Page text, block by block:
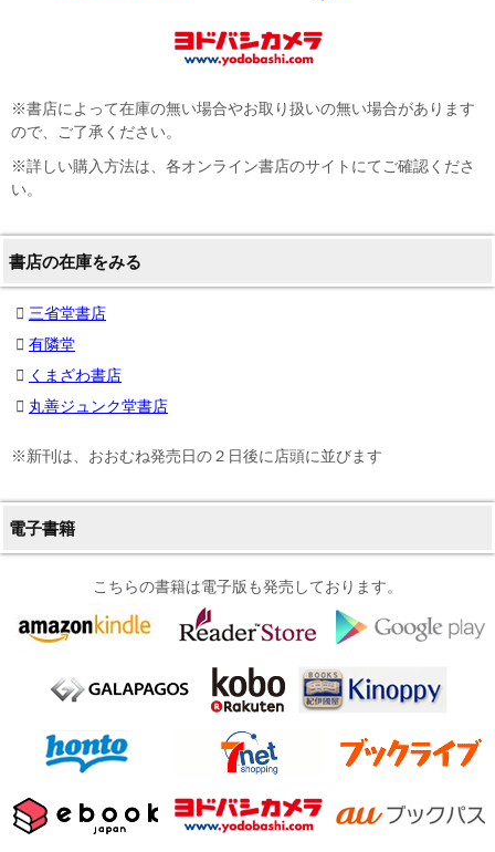
※書店によって在庫の無い場合やお取り扱いの無い場合があります
ので、ご了承ください。
※詳しい購入方法は、各オンライン書店のサイトにてご確認くださ
い。
書店の在庫をみる
三省堂書店
有隣堂
くまざわ書店
丸善ジュンク堂書店
※新刊は、おおむね発売日の２日後に店頭に並びます
電子書籍
こちらの書籍は電子版も発売しております。